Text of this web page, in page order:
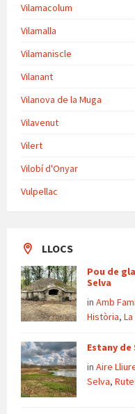
Vilamacolum
Vilamalla
Vilamaniscle
Vilanant
Vilanova de la Muga
Vilavenut
Vilert
Vilobí d'Onyar
Vulpellac
LLOCS
Pou de
Selva
in Amb
Història,
Estany de
in Aire
Selva,